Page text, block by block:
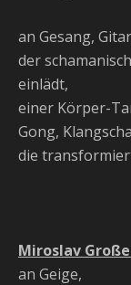
an Gesang,
der
einlädt,
einer Körper-
Gong,
die
Miroslav
an Geige,